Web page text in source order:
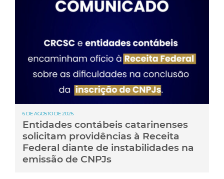
6 DE AGOSTO DE 2026
Entidades contábeis catarinenses
solicitam providências à Receita
Federal diante de instabilidades na
emissão de CNPJs